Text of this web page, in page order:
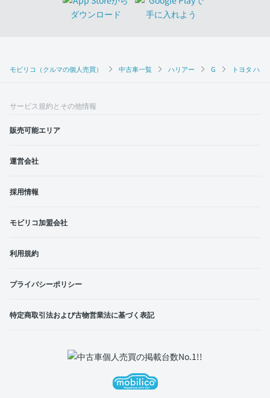
モビリコ（クルマの個人売買） 中古車一覧 ハリアー G トヨタ ハ
サービス規約とその他情報
販売可能エリア
運営会社
採用情報
モビリコ加盟会社
利用規約
プライバシーポリシー
特定商取引法および古物営業法に基づく表記